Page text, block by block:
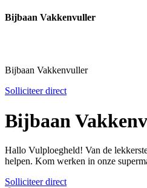
Bijbaan Vakkenvuller
Bijbaan Vakkenvuller
Solliciteer direct
Bijbaan
Hallo Vulploegheld! Van de
helpen. Kom werken in onze
Solliciteer direct